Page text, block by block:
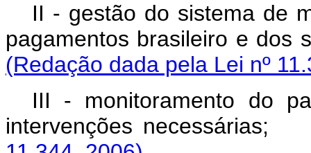
II - gestão do sistema de
pagamentos brasileiro e
(Redação dada pela Lei nº
III - monitoramento do
intervenções